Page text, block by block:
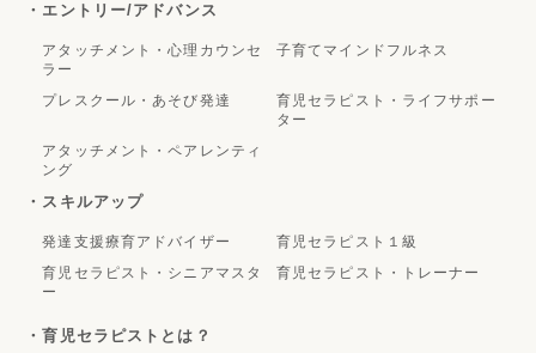
・エントリー/アドバンス
アタッチメント・心理カウンセ
ラー
子育てマインドフルネス
プレスクール・あそび発達
育児セラピスト・ライフサポー
ター
アタッチメント・ペアレンティ
ング
・スキルアップ
発達支援療育アドバイザー
育児セラピスト１級
育児セラピスト・シニアマスタ
ー
育児セラピスト・トレーナー
・育児セラピストとは？